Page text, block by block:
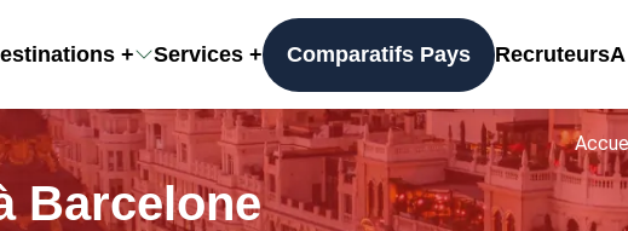
+ Services + Comparatifs Pays Recruteurs
Barcelone